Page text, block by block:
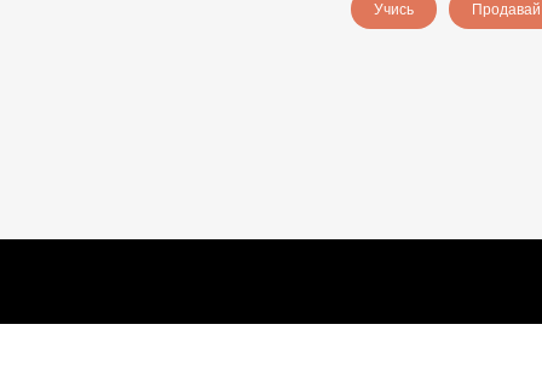
Учись Продавай